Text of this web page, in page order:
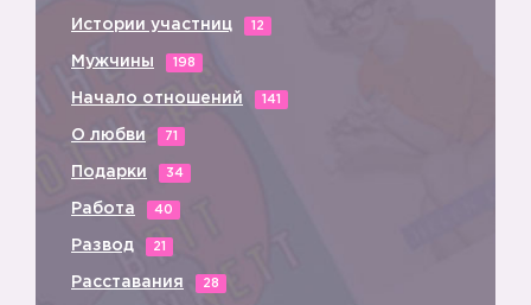
Истории участниц 12
Мужчины 198
Начало отношений 141
О любви 71
Подарки 34
Работа 40
Развод 21
Расставания 28